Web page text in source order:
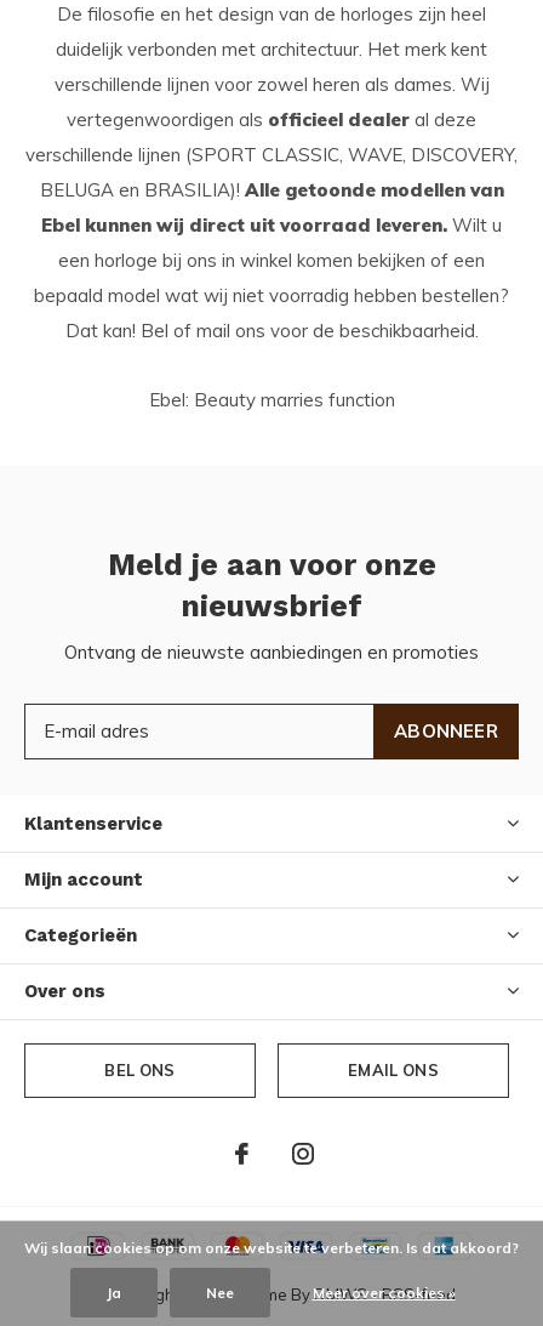
De filosofie en het design van de horloges zijn heel
duidelijk verbonden met architectuur. Het merk kent
verschillende lijnen voor zowel heren als dames. Wij
vertegenwoordigen als officieel dealer al deze
verschillende lijnen (SPORT CLASSIC, WAVE, DISCOVERY,
BELUGA en BRASILIA)! Alle getoonde modellen van
Ebel kunnen wij direct uit voorraad leveren. Wilt u
een horloge bij ons in winkel komen bekijken of een
bepaald model wat wij niet voorradig hebben bestellen?
Dat kan! Bel of mail ons voor de beschikbaarheid.
Ebel: Beauty marries function
Meld je aan voor onze
nieuwsbrief
Ontvang de nieuwste aanbiedingen en promoties
ABONNEER
Klantenservice
Mijn account
Categorieën
Over ons
BEL ONS EMAIL ONS
© Copyright 2026- Theme ByDMWS-RSS-feed
Wij slaan cookies op om onze website te verbeteren. Is dat akkoord?
Ja Nee Meer over cookies »